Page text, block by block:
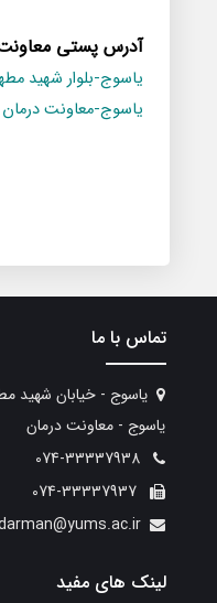
آدرس پستی
یاسوج-بلوار شهید
یاسوج-معاونت درمان
تماس با ما
یاسوج - خیابان شهید
یاسوج - معاونت درمان
074-33337938
074-33337937
لینک های مفید